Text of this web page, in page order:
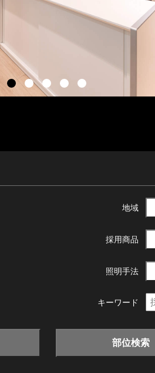
地域
採用商品
照明手法
キーワード
部位検索